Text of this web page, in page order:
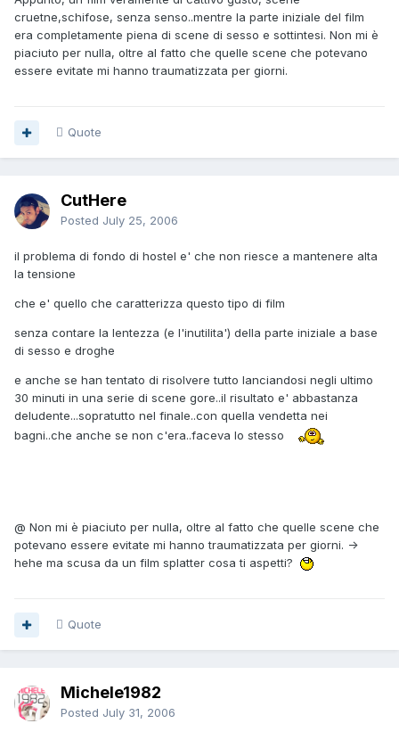
cruetne,schifose, senza senso..mentre la parte iniziale del film
era completamente piena di scene di sesso e sottintesi. Non mi è
piaciuto per nulla, oltre al fatto che quelle scene che potevano
essere evitate mi hanno traumatizzata per giorni.
Quote
CutHere
Posted July 25, 2006
il problema di fondo di hostel e' che non riesce a mantenere alta
la tensione
che e' quello che caratterizza questo tipo di film
senza contare la lentezza (e l'inutilita') della parte iniziale a base
di sesso e droghe
e anche se han tentato di risolvere tutto lanciandosi negli ultimo
30 minuti in una serie di scene gore..il risultato e' abbastanza
deludente...sopratutto nel finale..con quella vendetta nei
bagni..che anche se non c'era..faceva lo stesso
@ Non mi è piaciuto per nulla, oltre al fatto che quelle scene che
potevano essere evitate mi hanno traumatizzata per giorni. ->
hehe ma scusa da un film splatter cosa ti aspetti?
Quote
Michele1982
Posted July 31, 2006